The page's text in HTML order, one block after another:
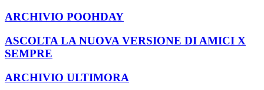
ARCHIVIO POOHDAY
ASCOLTA LA NUOVA VERSIONE DI AMICI X
SEMPRE
ARCHIVIO ULTIMORA